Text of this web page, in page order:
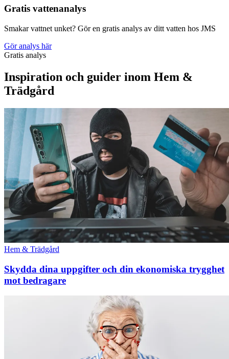
Gratis vattenanalys
Smakar vattnet unket? Gör en gratis analys av ditt vatten hos JMS
Gör analys här
Gratis analys
Inspiration och guider inom Hem &
Trädgård
Hem & Trädgård
Skydda dina uppgifter och din ekonomiska trygghet
mot bedragare